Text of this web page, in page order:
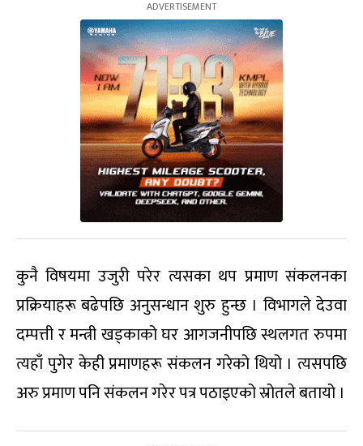
कुनै विषयमा उजुरी परेर त्यसका थप प्रमाण संकलनका
प्रक्रियाहरू बढेपछि अनुसन्धान शुरु हुन्छ । विभागले देउवा
दम्पत्ती र मन्त्री खड्काको घर आगजनीपछि स्थलगत रुपमा
त्यहाँ पुगेर केही प्रमाणहरू संकलन गरेको थियो । त्यसपछि
अरु प्रमाण पनि संकलन गरेर पत्र पठाइएको स्रोतले बतायो ।